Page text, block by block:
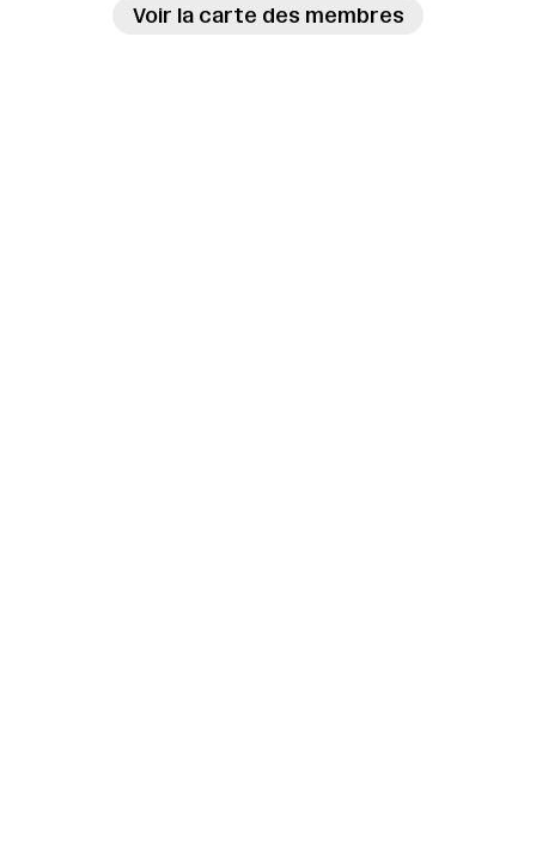
Voir la carte des membres